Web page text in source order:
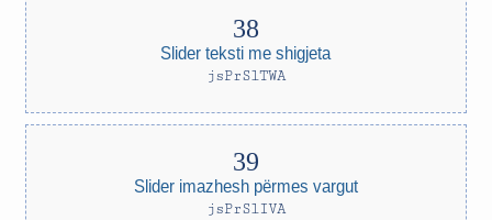
Slider teksti me shigjeta
jsPrSlTWA
Slider imazhesh përmes vargut
jsPrSlIVA